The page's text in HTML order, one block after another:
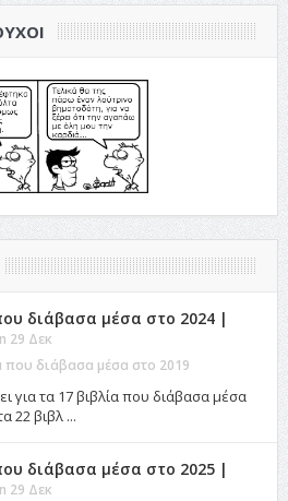
διάβασα μέσα στο 2024 |
29 Δεκ
που διάβασα μέσα στο 2019
για τα 17 βιβλία που διάβασα μέσα
22 βιβλ ...
διάβασα μέσα στο 2025 |
29 Δεκ